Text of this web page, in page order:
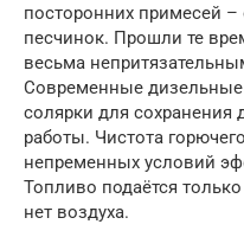
посторонних примесей –
песчинок. Прошли те
весьма
Современные дизельные
солярки для сохранения
работы. Чистота
непременных условий
Топливо подаётся
нет воздуха.